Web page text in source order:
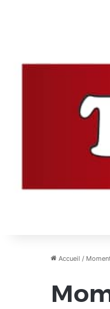
Accueil /